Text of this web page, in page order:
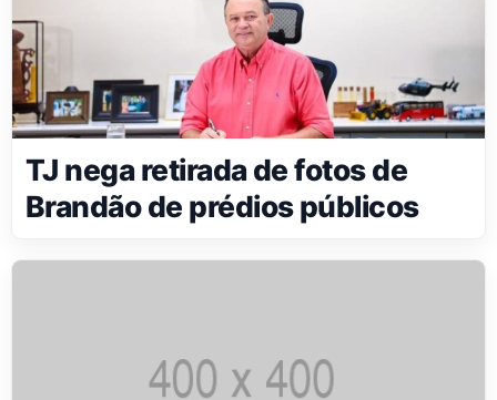
TJ nega retirada de fotos de
Brandão de prédios públicos